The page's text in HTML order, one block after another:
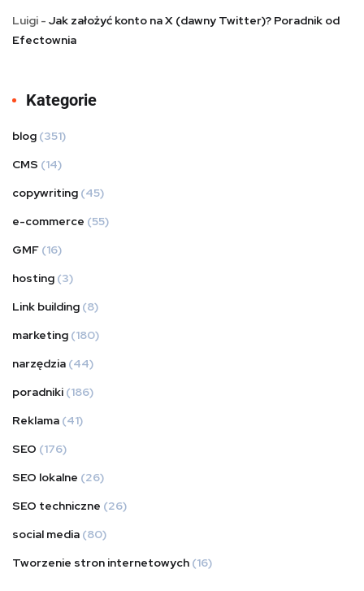
Luigi - Jak założyć konto na X (dawny Twitter)? Poradnik od
Efectownia
Kategorie
blog (351)
CMS (14)
copywriting (45)
e-commerce (55)
GMF (16)
hosting (3)
Link building (8)
marketing (180)
narzędzia (44)
poradniki (186)
Reklama (41)
SEO (176)
SEO lokalne (26)
SEO techniczne (26)
social media (80)
Tworzenie stron internetowych (16)